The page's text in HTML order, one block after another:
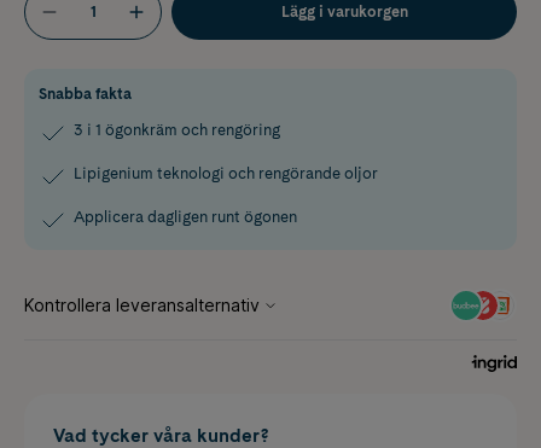
Lägg i varukorgen
Snabba fakta
3 i 1 ögonkräm och rengöring
Lipigenium teknologi och rengörande oljor
Applicera dagligen runt ögonen
Vad tycker våra kunder?